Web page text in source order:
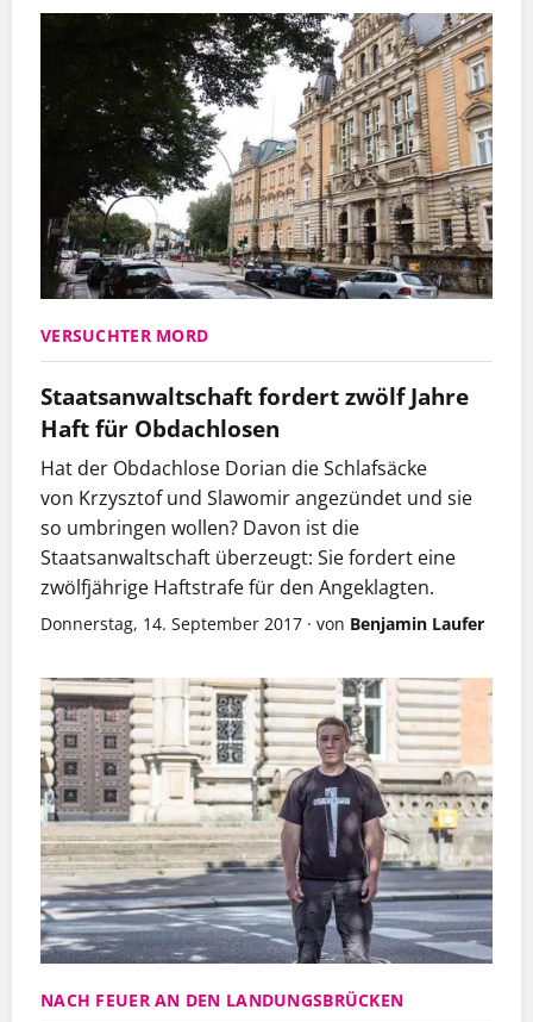
VERSUCHTER MORD
Staatsanwaltschaft fordert zwölf Jahre
Haft für Obdachlosen
Hat der Obdachlose Dorian die Schlafsäcke
von Krzysztof und Slawomir angezündet und sie
so umbringen wollen? Davon ist die
Staatsanwaltschaft überzeugt: Sie fordert eine
zwölfjährige Haftstrafe für den Angeklagten.
Donnerstag, 14. September 2017 · von Benjamin Laufer
NACH FEUER AN DEN LANDUNGSBRÜCKEN